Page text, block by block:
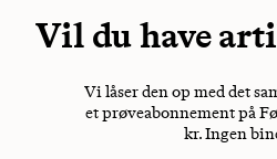
Vil du have
Vi låser den op med det
et prøveabonnement på
kr. Ingen